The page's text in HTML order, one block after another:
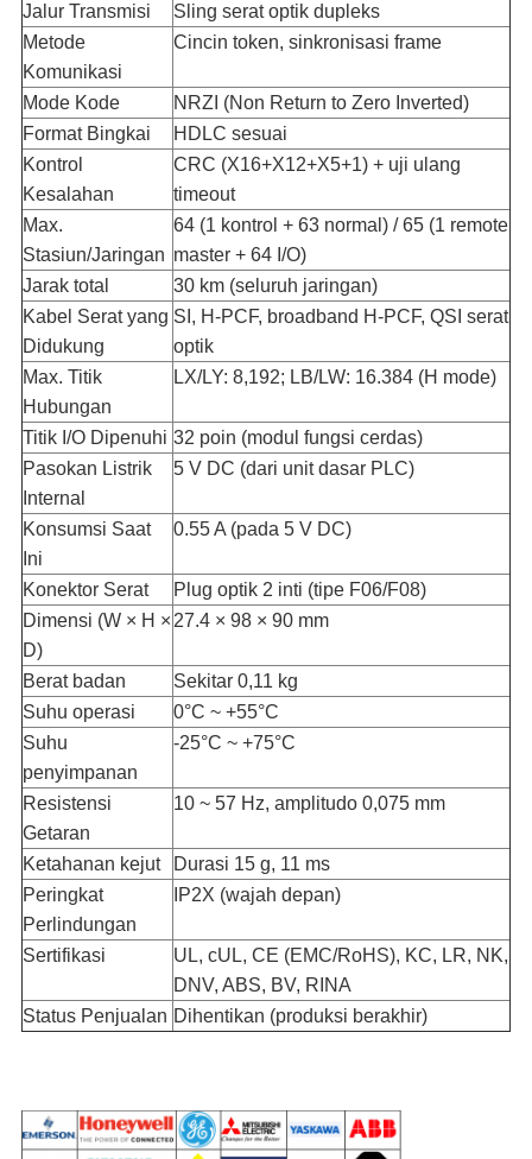
Jalur Transmisi
Sling serat optik dupleks
Metode
Komunikasi
Cincin token, sinkronisasi frame
Mode Kode
NRZI (Non Return to Zero Inverted)
Format Bingkai
HDLC sesuai
Kontrol
Kesalahan
CRC (X16+X12+X5+1) + uji ulang
timeout
Max.
Stasiun/Jaringan
64 (1 kontrol + 63 normal) / 65 (1 remote
master + 64 I/O)
Jarak total
30 km (seluruh jaringan)
Kabel Serat yang
Didukung
SI, H-PCF, broadband H-PCF, QSI serat
optik
Max. Titik
Hubungan
LX/LY: 8,192; LB/LW: 16.384 (H mode)
Titik I/O Dipenuhi 32 poin (modul fungsi cerdas)
Pasokan Listrik
Internal
5 V DC (dari unit dasar PLC)
Konsumsi Saat
Ini
0.55 A (pada 5 V DC)
Konektor Serat
Plug optik 2 inti (tipe F06/F08)
Dimensi (W × H ×
D)
27.4 × 98 × 90 mm
Berat badan
Sekitar 0,11 kg
Suhu operasi
0°C ~ +55°C
Suhu
penyimpanan
-25°C ~ +75°C
Resistensi
Getaran
10 ~ 57 Hz, amplitudo 0,075 mm
Ketahanan kejut
Durasi 15 g, 11 ms
Peringkat
Perlindungan
IP2X (wajah depan)
Sertifikasi
UL, cUL, CE (EMC/RoHS), KC, LR, NK,
DNV, ABS, BV, RINA
Status Penjualan Dihentikan (produksi berakhir)